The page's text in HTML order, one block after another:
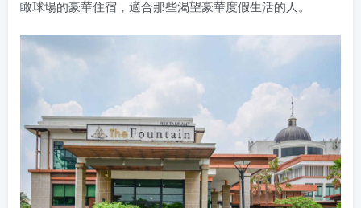
瞰球場的豪華住宿，適合那些渴望豪華度假生活的人。